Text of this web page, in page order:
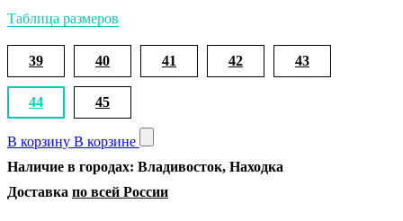
Таблица размеров
39 40 41 42 43
44 45
В корзину В корзине
Наличие в городах: Владивосток, Находка
Доставка по всей России